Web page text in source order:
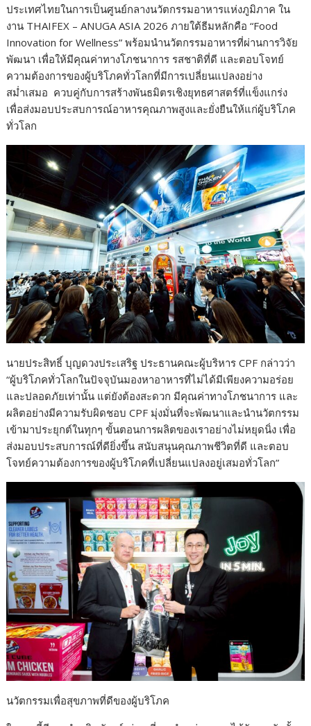
ประเทศไทยในการเป็นศูนย์กลางนวัตกรรมอาหารแห่งภูมิภาค ใน
งาน THAIFEX – ANUGA ASIA 2026 ภายใต้ธีมหลักคือ “Food
Innovation for Wellness” พร้อมนำนวัตกรรมอาหารที่ผ่านการวิจัย
พัฒนา เพื่อให้มีคุณค่าทางโภชนาการ รสชาติที่ดี และตอบโจทย์
ความต้องการของผู้บริโภคทั่วโลกที่มีการเปลี่ยนแปลงอย่าง
สม่ำเสมอ ควบคู่กับการสร้างพันธมิตรเชิงยุทธศาสตร์ที่แข็งแกร่ง
เพื่อส่งมอบประสบการณ์อาหารคุณภาพสูงและยั่งยืนให้แก่ผู้บริโภค
ทั่วโลก
นายประสิทธิ์ บุญดวงประเสริฐ ประธานคณะผู้บริหาร CPF กล่าวว่า
“ผู้บริโภคทั่วโลกในปัจจุบันมองหาอาหารที่ไม่ได้มีเพียงความอร่อย
และปลอดภัยเท่านั้น แต่ยังต้องสะดวก มีคุณค่าทางโภชนาการ และ
ผลิตอย่างมีความรับผิดชอบ CPF มุ่งมั่นที่จะพัฒนาและนำนวัตกรรม
เข้ามาประยุกต์ในทุกๆ ขั้นตอนการผลิตของเราอย่างไม่หยุดนิ่ง เพื่อ
ส่งมอบประสบการณ์ที่ดียิ่งขึ้น สนับสนุนคุณภาพชีวิตที่ดี และตอบ
โจทย์ความต้องการของผู้บริโภคที่เปลี่ยนแปลงอยู่เสมอทั่วโลก”
นวัตกรรมเพื่อสุขภาพที่ดีของผู้บริโภค